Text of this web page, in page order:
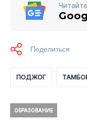
ПОДЖОГ
ОБРАЗОВАНИЕ